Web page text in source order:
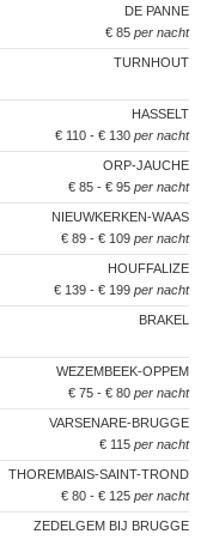
DE PANNE
€ 85 per nacht
TURNHOUT
HASSELT
€ 110 - € 130 per nacht
ORP-JAUCHE
€ 85 - € 95 per nacht
NIEUWKERKEN-WAAS
€ 89 - € 109 per nacht
HOUFFALIZE
€ 139 - € 199 per nacht
BRAKEL
WEZEMBEEK-OPPEM
€ 75 - € 80 per nacht
VARSENARE-BRUGGE
€ 115 per nacht
THOREMBAIS-SAINT-TROND
€ 80 - € 125 per nacht
ZEDELGEM BIJ BRUGGE